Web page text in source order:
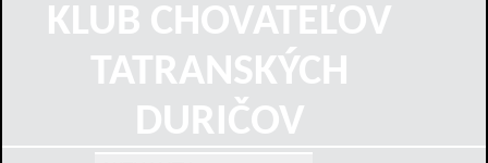
KLUB CHOVATEĽOV
TATRANSKÝCH
DURIČOV